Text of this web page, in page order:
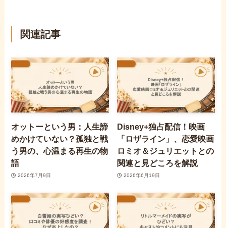
関連記事
オットーという男：人生諦
めかけていない？孤独と戦
う男の、心温まる再生の物
語
2026年7月9日
Disney+独占配信！映画
「ロザライン」、恋愛映画
ロミオ＆ジュリエットとの
関連と見どころを解説
2026年6月19日